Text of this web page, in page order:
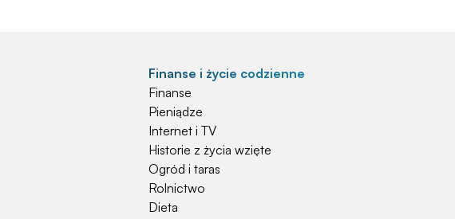
Finanse i życie codzienne
Finanse
Pieniądze
Internet i TV
Historie z życia wzięte
Ogród i taras
Rolnictwo
Dieta